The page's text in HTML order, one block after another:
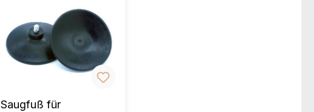
Saugfuß für